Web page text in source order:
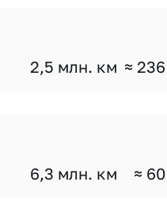
2,5 млн. км ≈
6,3 млн. км ≈